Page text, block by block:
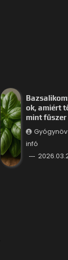
ok, amiért
mint fűszer
infó